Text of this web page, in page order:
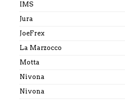
IMS
Jura
JoeFrex
La Marzocco
Motta
Nivona
Nivona